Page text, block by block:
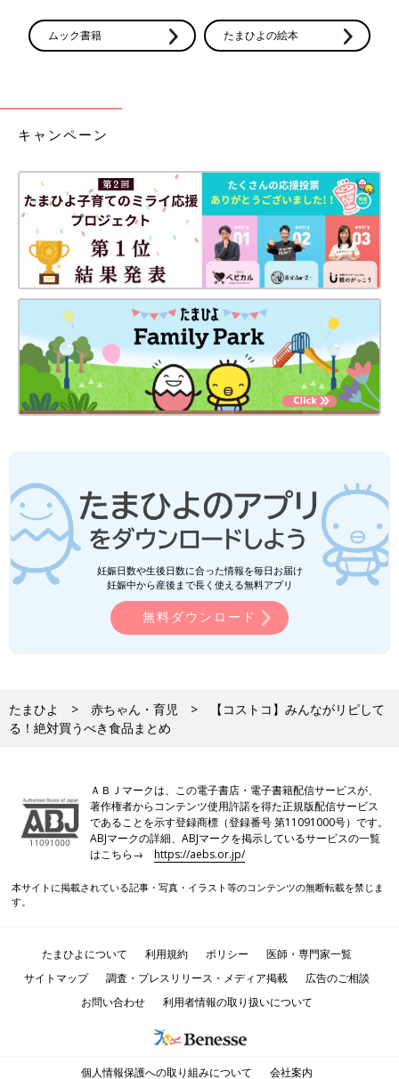
ムック書籍 たまひよの絵本
キャンペーン
妊娠日数や生後日数に合った情報を毎日お届け
妊娠中から産後まで長く使える無料アプリ
無料ダウンロード
たまひよ 赤ちゃん・育児
【コストコ】みんながリピして
る！絶対買うべき食品まとめ
ＡＢＪマークは、この電子書店・電子書籍配信サービスが、
著作権者からコンテンツ使用許諾を得た正規版配信サービス
であることを示す登録商標（登録番号 第11091000号）です。
ABJマークの詳細、ABJマークを掲示しているサービスの一覧
はこちら→https://aebs.or.jp/
本サイトに掲載されている記事・写真・イラスト等のコンテンツの無断転載を禁じま
す。
たまひよについて 利用規約 ポリシー
医師・専門家一覧
サイトマップ
調査・プレスリリース・メディア掲載
広告のご相談
お問い合わせ
利用者情報の取り扱いについて
個人情報保護への取り組みについて 会社案内